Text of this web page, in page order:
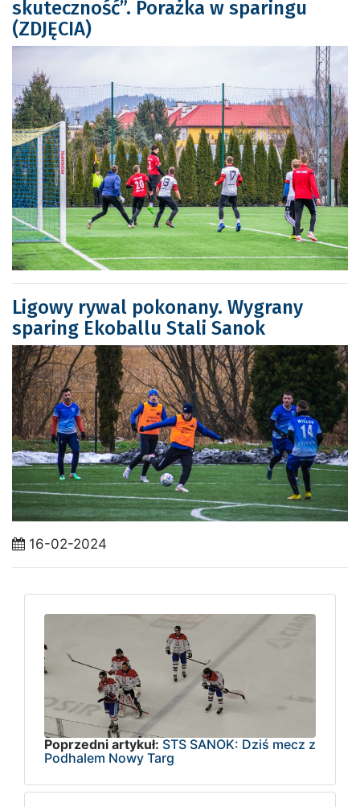
skuteczność”. Porażka w sparingu
(ZDJĘCIA)
Ligowy rywal pokonany. Wygrany
sparing Ekoballu Stali Sanok
16-02-2024
Poprzedni artykuł: STS SANOK: Dziś mecz z
Podhalem Nowy Targ